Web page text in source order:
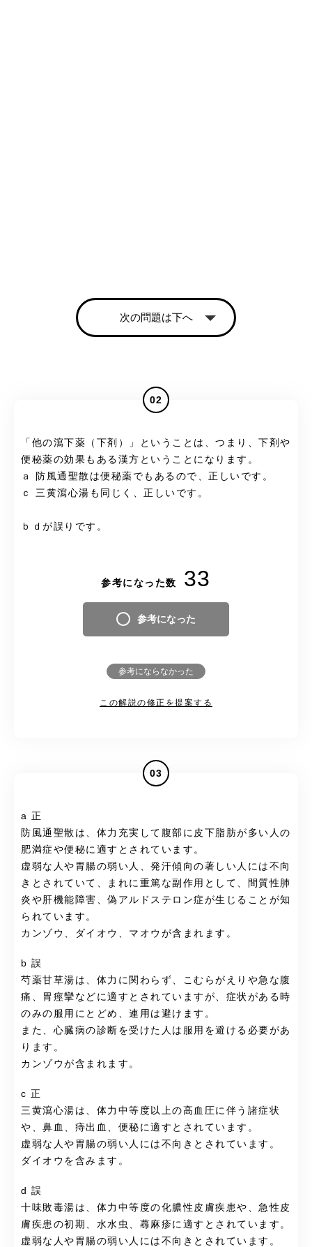
次の問題は下へ
02
「他の瀉下薬（下剤）」ということは、つまり、下剤や
便秘薬の効果もある漢方ということになります。
ａ 防風通聖散は便秘薬でもあるので、正しいです。
ｃ 三黄瀉心湯も同じく、正しいです。
ｂｄが誤りです。
参考になった数 33
参考になった
参考にならなかった
この解説の修正を提案する
03
a 正
防風通聖散は、体力充実して腹部に皮下脂肪が多い人の
肥満症や便秘に適すとされています。
虚弱な人や胃腸の弱い人、発汗傾向の著しい人には不向
きとされていて、まれに重篤な副作用として、間質性肺
炎や肝機能障害、偽アルドステロン症が生じることが知
られています。
カンゾウ、ダイオウ、マオウが含まれます。
b 誤
芍薬甘草湯は、体力に関わらず、こむらがえりや急な腹
痛、胃痙攣などに適すとされていますが、症状がある時
のみの服用にとどめ、連用は避けます。
また、心臓病の診断を受けた人は服用を避ける必要があ
ります。
カンゾウが含まれます。
c 正
三黄瀉心湯は、体力中等度以上の高血圧に伴う諸症状
や、鼻血、痔出血、便秘に適すとされています。
虚弱な人や胃腸の弱い人には不向きとされています。
ダイオウを含みます。
d 誤
十味敗毒湯は、体力中等度の化膿性皮膚疾患や、急性皮
膚疾患の初期、水水虫、蕁麻疹に適すとされています。
虚弱な人や胃腸の弱い人には不向きとされています。